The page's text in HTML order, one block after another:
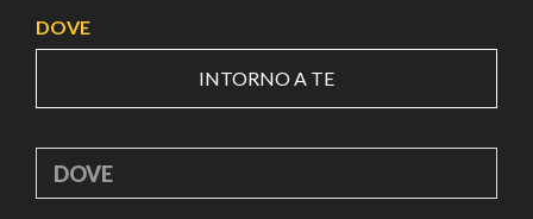
principale
DOVE
INTORNO A TE
DOVE